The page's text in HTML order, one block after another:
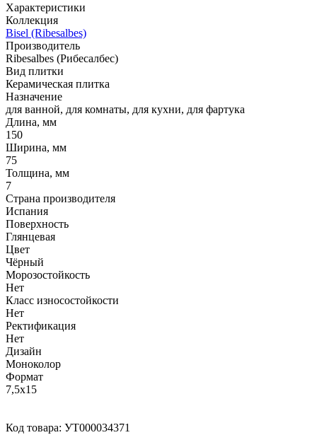
Характеристики
Коллекция
Bisel (Ribesalbes)
Производитель
Ribesalbes (Рибесалбес)
Вид плитки
Керамическая плитка
Назначение
для ванной, для комнаты, для кухни, для фартука
Длина, мм
150
Ширина, мм
75
Толщина, мм
7
Страна производителя
Испания
Поверхность
Глянцевая
Цвет
Чёрный
Морозостойкость
Нет
Класс износостойкости
Нет
Ректификация
Нет
Дизайн
Моноколор
Формат
7,5x15
Код товара: УТ000034371